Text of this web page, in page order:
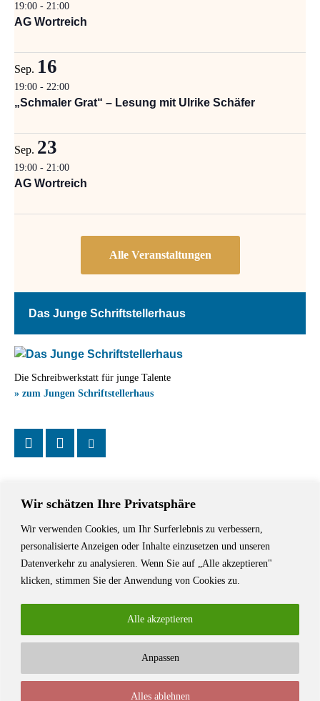
Wir schätzen Ihre Privatsphäre
Wir verwenden Cookies, um Ihr Surferlebnis zu verbessern,
personalisierte Anzeigen oder Inhalte einzusetzen und unseren
Datenverkehr zu analysieren. Wenn Sie auf „Alle akzeptieren"
klicken, stimmen Sie der Anwendung von Cookies zu.
Anpassen
Alles ablehnen
Alle akzeptieren
19:00 - 21:00
AG Wortreich
Sep. 16
19:00 - 22:00
„Schmaler Grat“ – Lesung mit Ulrike Schäfer
Sep. 23
19:00 - 21:00
AG Wortreich
Das Junge Schriftstellerhaus
Die Schreibwerkstatt für junge Talente
» zum Jungen Schriftstellerhaus
Das Schriftstellerhaus ist ein beliebter Treffpunkt für Autorinnen und
Autoren aus Stuttgart und der Region sowie ein Veranstaltungsort für
Lesungen, Tagungen und Schreibwerkstätten.
© Stuttgarter Schriftstellerhaus